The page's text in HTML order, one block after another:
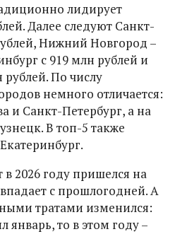
лидирует
Далее следуют Санкт-
Нижний Новгород –
с 919 млн рублей и
По числу
немного отличается:
и Санкт-Петербург, а на
В топ-5 также
2026 году пришелся на
с прошлогодней. А
тратами изменился:
январь, то в этом году –